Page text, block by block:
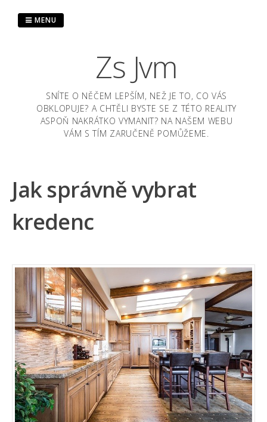
Zs Jvm
SNÍTE O NĚČEM LEPŠÍM, NEŽ JE TO, CO VÁS
OBKLOPUJE? A CHTĚLI BYSTE SE Z TÉTO REALITY
ASPOŇ NAKRÁTKO VYMANIT? NA NAŠEM WEBU
VÁM S TÍM ZARUČENĚ POMŮŽEME.
MENU
Jak správně vybrat
kredenc